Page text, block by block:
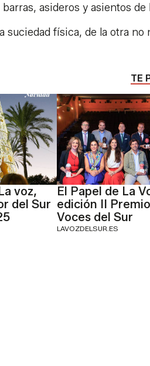
asideros y asientos de
suciedad física, de la otra no
TE
voz,
del Sur
El Papel de La
edición II
Voces del Sur
LAVOZDELSUR.ES